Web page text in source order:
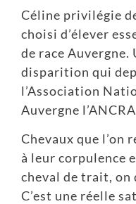
Céline privilégie
choisi d’élever
de race Auvergne.
disparition qui
l’Association
Auvergne
Chevaux que l’on
à leur corpulence
cheval de trait, on
C’est une réelle